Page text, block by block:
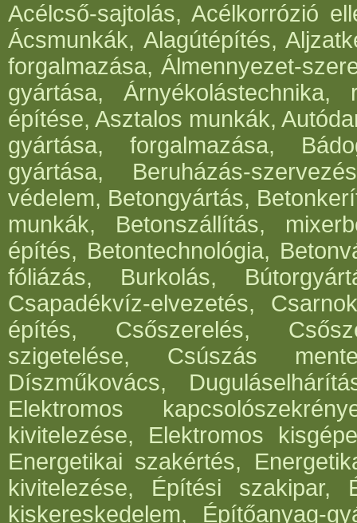
Acélcső-sajtolás, Acélkorrózió
Ácsmunkák, Alagútépítés,
forgalmazása, Álmennyezet-
gyártása, Árnyékolástechnika,
építése, Asztalos munkák,
gyártása, forgalmazása,
gyártása, Beruházás-
védelem, Betongyártás,
munkák, Betonszállítás,
építés, Betontechnológia,
fóliázás, Burkolás,
Csapadékvíz-elvezetés,
építés, Csőszerelés,
szigetelése, Csúszás
Díszműkovács,
Elektromos
kivitelezése, Elektromos
Energetikai szakértés,
kivitelezése, Építési szakipar,
kiskereskedelem, Építőanyag-